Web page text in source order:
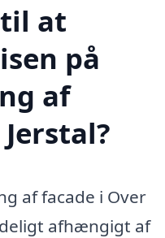
at
på
af
af facade i Over
afhængigt af